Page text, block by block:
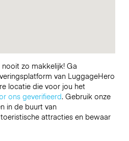
zo makkelijk! Ga
van LuggageHero
locatie die voor jou het
ons geverifieerd. Gebruik onze
in de buurt van
attracties en bewaar